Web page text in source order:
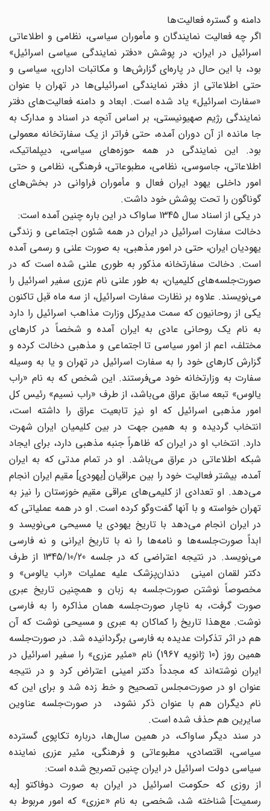
دامنه و گستره فعالیت‌ها
اگر چه فعالیت نمایندگان و مأموران سیاسی، نظامی و اطلاعاتی
اسرائیل در ایران، در پوشش «دفتر نمایندگی سیاسی اسرائیل»
بود، با این حال در پاره‌ای گزارش‌ها و مکاتبات اداری، سیاسی و
حتی اطلاعاتی از دفتر نمایندگی اسرائیلی‌ها در تهران با عنوان
«سفارت اسرائیل» یاد شده است. ابعاد و دامنه فعالیت‌های دفتر
نمایندگی رژیم صهیونیستی، بر اساس آنچه در اسناد و مدارک به
جا مانده از آن دوران آمده، حتی فراتر از یک سفارتخانه معمولی
بود. این نمایندگی در همه حوزه‌های سیاسی، دیپلماتیک،
اطلاعاتی، جاسوسی، نظامی، مطبوعاتی، فرهنگی، نظامی و حتی
امور داخلی یهود ایران فعال و مأموران فراوانی در بخش‌های
گوناگون را تحت پوشش خود داشت.
در یکی از اسناد سال 1345 ساواک در این باره چنین آمده است:
دخالت سفارت اسرائیل در ایران در همه شئون اجتماعی و زندگی
یهودیان ایران، حتی در امور مذهبی، به صورت علنی و رسمی آمده
است. دخالت سفارتخانه مذکور به طوری علنی شده است که در
صورت‌جلسه‌های کلیمیان، به طور علنی نام عزری سفیر اسرائیل را
می‌نویسند. علاوه بر نظارت سفارت اسرائیل، از سه ماه قبل تاکنون
یکی از روحانیون که سمت مدیرکل وزارت مذاهب اسرائیل را دارد
به نام یک روحانی عادی به ایران آمده و شخصاً در کارهای
مختلف، اعم از امور سیاسی تا اجتماعی و مذهبی دخالت کرده و
گزارش کارهای خود را به سفارت اسرائیل در تهران و یا به وسیله
سفارت به وزارتخانه خود می‌فرستند. این شخص که به نام «راب
یالوس» تبعه سابق عراق می‌باشد، از طرف «راب نسیم» رئیس کل
امور مذهبی اسرائیل که او نیز تابعیت عراق را داشته است،
انتخاب گردیده و به همین جهت در بین کلیمیان ایران شهرت
دارد. انتخاب او در ایران که ظاهراً جنبه مذهبی دارد، برای ایجاد
شبکه اطلاعاتی در عراق می‌باشد. او در تمام مدتی که به ایران
آمده، بیشتر فعالیت خود را بین عراقیان [یهودی] مقیم ایران انجام
می‌دهد. او تعدادی از کلیمی‌های عراقی مقیم خوزستان را نیز به
تهران خواسته و با آنها گفت‌وگو کرده است. او در همه عملیاتی که
در ایران انجام می‌دهد با تاریخ یهودی یا مسیحی می‌نویسد و
ابداً صورت‌جلسه‌ها و نامه‌ها را نه با تاریخ ایرانی و نه فارسی
می‌نویسد. در نتیجه اعتراضی که در جلسه 1345/10/20 از طرف
دکتر لقمان امینی دندان‌پزشک علیه عملیات «راب یالوس» و
مخصوصاً نوشتن صورت‌جلسه به زبان و همچنین تاریخ عبری
صورت گرفت، به ناچار صورت‌جلسه همان مذاکره را به فارسی
نوشت. مع‌هذا تاریخ را کماکان به عبری و مسیحی نوشت که آن
هم در اثر تذکرات عدیده به فارسی برگردانیده شد. در صورت‌جلسه
همین روز (10 ژانویه 1967) نام «مئیر عزری» را سفیر اسرائیل در
ایران نوشته‌اند که مجدداً دکتر امینی اعتراض کرد و در نتیجه
عنوان او در صورت‌مجلس تصحیح و خط زده شد و برای این که
نام دیگران هم با عنوان ذکر نشود، در صورت‌جلسه عناوین
سایرین هم حذف شده است.
در سند دیگر ساواک، در همین سال‌ها، درباره تکاپوی گسترده
سیاسی، اقتصادی، مطبوعاتی و فرهنگی، مئیر عزری نماینده
سیاسی دولت اسرائیل در ایران چنین تصریح شده است:
از روزی که حکومت اسرائیل در ایران به صورت دوفاکتو [به
رسمیت] شناخته شد، شخصی به نام «عزری» که امور مربوط به